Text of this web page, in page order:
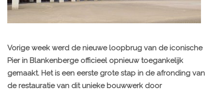
Vorige week werd de nieuwe loopbrug van de iconische
Pier in Blankenberge officieel opnieuw toegankelijk
gemaakt. Het is een eerste grote stap in de afronding van
de restauratie van dit unieke bouwwerk door